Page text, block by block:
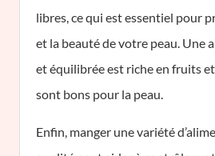
libres, ce qui est essentiel pour
et la beauté de votre peau. Une
et équilibrée est riche en fruits
sont bons pour la peau.
Enfin, manger une variété